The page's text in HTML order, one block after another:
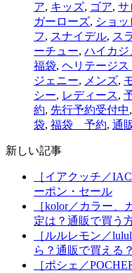
ア, キッズ, ゴア, サ
ガーローズ, ショッ
フ, スナイデル, ス
ーチュー, ハイカジ
福袋, ヘリテージス
ジェニー, メンズ,
シー, レディース,
約, 先行予約受付中,
袋, 福袋 予約, 通
新しい記事
［イアクッチ／
ーポン・セール
［kolor／カラー
定は？通販で買う
［ルルレモン／
ら？通販で買える
［ポシェ／